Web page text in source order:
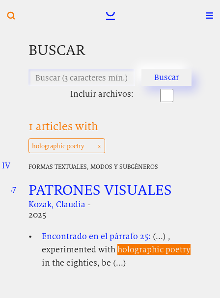
BUSCAR
Incluir archivos:
1 articles with
holographic poetry
IV. FORMAS TEXTUALES, MODOS Y SUBGÉNEROS
.7. PATRONES VISUALES
Kozak, Claudia-
2025
Encontrado en el párrafo 25: (...) ,
experimented withholographic poetry
in the eighties, be (...)